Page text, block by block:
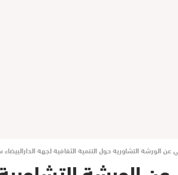
الورشة التشاورية حول التنمية الثقافية لجهة